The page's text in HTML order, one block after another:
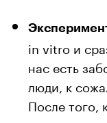
in vitro и
нас есть
люди, к
После того,